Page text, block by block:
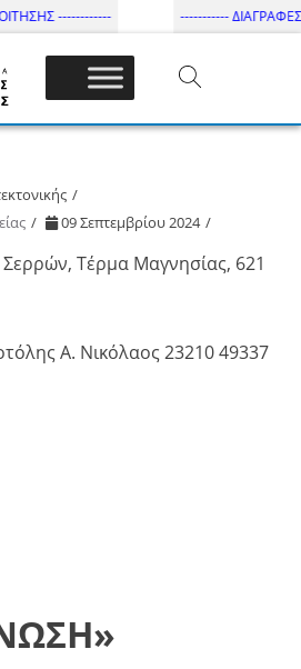
------------ ----------- ΔΙΑΓΡΑΦΕΣ
– ΔΙ.ΠΑ.Ε
09 Σεπτεμβρίου 2024
Τέρμα Μαγνησίας, 621
Α. Νικόλαος 23210 49337